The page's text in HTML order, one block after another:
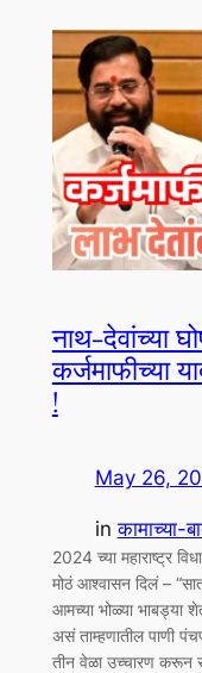
नाथ-देवांच्या
कर्जमाफीच्या
!
May 26,
inकामाच्या-
2024 च्या महाराष्ट्र
मोठं आश्वासन दिलं –
आमच्या भोळ्या भाबड्या
असं ताम्हणातील पाणी
तीन वेळा उच्चारण करून